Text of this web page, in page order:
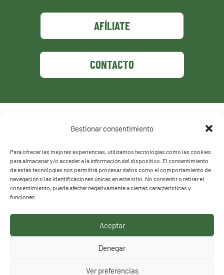
Gestionar consentimiento
Para ofrecer las mejores experiencias, utilizamos tecnologías como las cookies
para almacenar y/o acceder a la información del dispositivo. El consentimiento
de estas tecnologías nos permitirá procesar datos como el comportamiento de
navegación o las identificaciones únicas en este sitio. No consentir o retirar el
consentimiento, puede afectar negativamente a ciertas características y
funciones.
Aceptar
Denegar
Ver preferencias
AFÍLIATE
CONTACTO
Política de privacidad
HACEMOS LO QUE
DECIMOS, DECIMOS LO